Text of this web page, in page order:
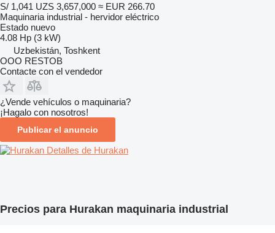
S/ 1,041 UZS 3,657,000 ≈ EUR 266.70
Maquinaria industrial - hervidor eléctrico
Estado nuevo
4.08 Hp (3 kW)
Uzbekistán, Toshkent
OOO RESTOB
Contacte con el vendedor
¿Vende vehículos o maquinaria?
¡Hagalo con nosotros!
Publicar el anuncio
Detalles de Hurakan
Precios para Hurakan maquinaria industrial